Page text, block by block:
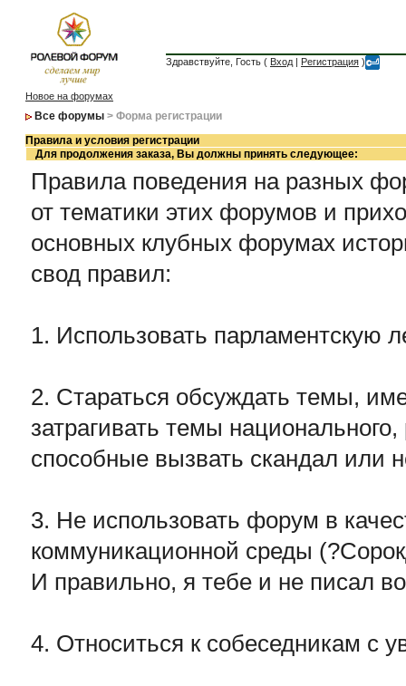
Здравствуйте, Гость ( Вход | Регистрация )
Новое на форумах
Все форумы > Форма регистрации
Правила и условия регистрации
Для продолжения заказа, Вы должны принять следующее:
Правила поведения на разных
от тематики этих форумов и
основных клубных форумах
свод правил:
1. Использовать парламентскую
2. Стараться обсуждать темы,
затрагивать темы
способные вызвать скандал или
3. Не использовать форум в
коммуникационной среды
И правильно, я тебе и не писал
4. Относиться к собеседникам с